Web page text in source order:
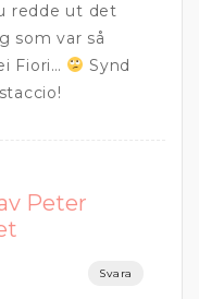
redde ut det
som var så
Fiori…
Synd
Peter
Svara